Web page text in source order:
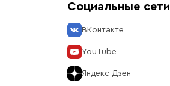
Социальные сети
ВКонтакте
YouTube
Яндекс Дзен